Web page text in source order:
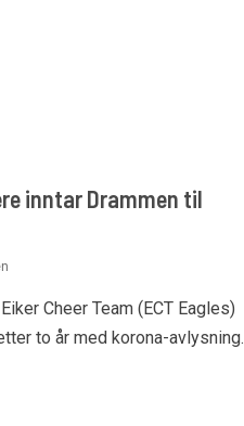
inntar Drammen til
Cheer Team (ECT Eagles)
to år med korona-avlysning.